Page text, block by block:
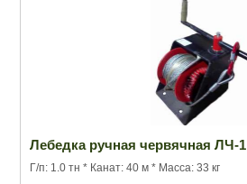
Лебедка ручная червячная ЛЧ-1
Г/п: 1.0 тн * Канат: 40 м * Масса: 33 кг